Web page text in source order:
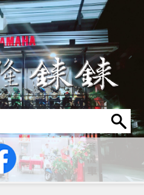
男性衣著 車身標誌 / 貼紙